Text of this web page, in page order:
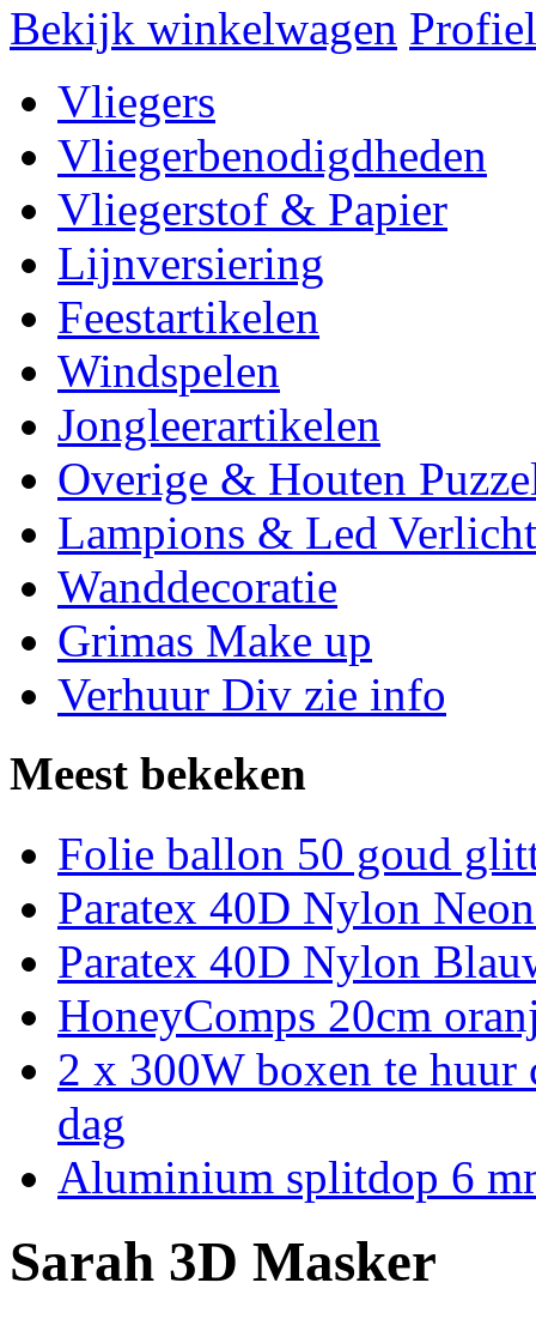
Bekijk winkelwagen Profiel
Vliegers
Vliegerbenodigdheden
Vliegerstof & Papier
Lijnversiering
Feestartikelen
Windspelen
Jongleerartikelen
Overige & Houten
Lampions & Led
Wanddecoratie
Grimas Make up
Verhuur Div zie info
Meest bekeken
Folie ballon 50 goud
Paratex 40D Nylon
Paratex 40D Nylon
HoneyComps 20cm
2 x 300W boxen te
dag
Aluminium splitdop 6
Sarah 3D Masker